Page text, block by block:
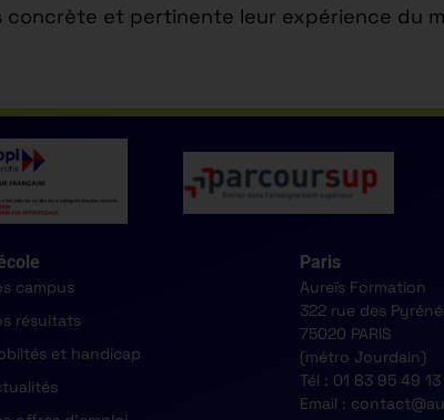
et pertinente leur expérience du
campus
résultats
et handicap
Paris
Aureïs Formation
322 rue des
75020 PARIS
(métro Jourdain)
Tél : 01 83 95 49 13
Email :